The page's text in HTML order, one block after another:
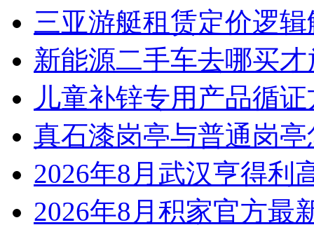
三亚游艇租赁定价逻
新能源二手车去哪买
儿童补锌专用产品循
真石漆岗亭与普通岗
2026年8月武汉亨得利
2026年8月积家官方最